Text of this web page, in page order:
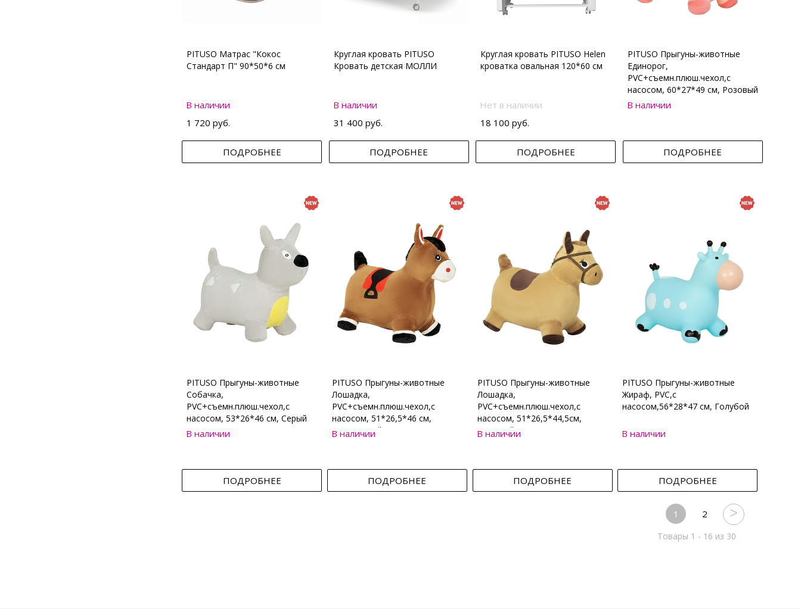
PITUSO Матрас "Кокос
Стандарт П" 90*50*6 см
В наличии
1 720 руб.
ПОДРОБНЕЕ
Круглая кровать PITUSO
Кровать детская МОЛЛИ
В наличии
31 400 руб.
ПОДРОБНЕЕ
Круглая кровать PITUSO Helen
кроватка овальная 120*60 см
Нет в наличии
18 100 руб.
ПОДРОБНЕЕ
PITUSO Прыгуны-животные
Единорог,
PVC+съемн.плюш.чехол,с
насосом, 60*27*49 см, Розовый
В наличии
ПОДРОБНЕЕ
PITUSO Прыгуны-животные
Собачка,
PVC+съемн.плюш.чехол,с
насосом, 53*26*46 см, Серый
В наличии
ПОДРОБНЕЕ
PITUSO Прыгуны-животные
Лошадка,
PVC+съемн.плюш.чехол,с
насосом, 51*26,5*46 см,
Коричневый
В наличии
ПОДРОБНЕЕ
PITUSO Прыгуны-животные
Лошадка,
PVC+съемн.плюш.чехол,с
насосом, 51*26,5*44,5см,
Бежевый
В наличии
ПОДРОБНЕЕ
PITUSO Прыгуны-животные
Жираф, PVC,с
насосом,56*28*47 см, Голубой
В наличии
ПОДРОБНЕЕ
1 2
Товары 1 - 16 из 30